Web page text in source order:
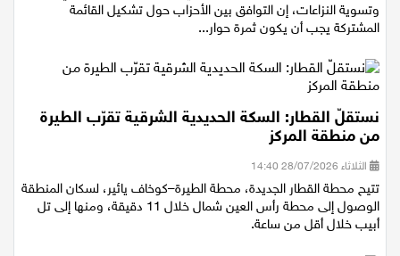
قال د. غزال أبو ريا، مدير المركز القطري للوساطة، للسلم الأهلي
وتسوية النزاعات، إن التوافق بين الأحزاب حول تشكيل القائمة
نستقلّ القطار: السكة الحديدية الشرقية تقرّب الطيرة
من منطقة المركز
الثلاثاء 28/07/2026 14:40
تتيح محطة القطار الجديدة، محطة الطيرة–كوخاف يائير، لسكان المنطقة